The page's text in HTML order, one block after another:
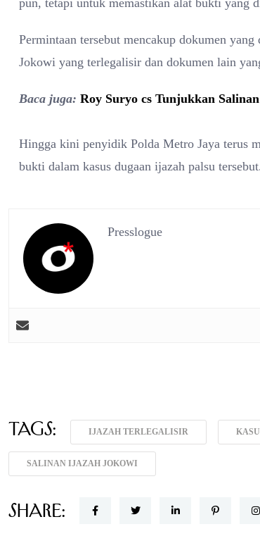
pun, tetapi untuk memastikan alat bukti yang
Permintaan tersebut mencakup dokumen
Jokowi yang terlegalisir dan dokumen lain
Baca juga: Roy Suryo cs Tunjukkan
Hingga kini penyidik Polda Metro Jaya terus
bukti dalam kasus dugaan ijazah palsu tersebut.
Presslogue
Tags: IJAZAH TERLEGALISIR
SALINAN IJAZAH JOKOWI
Share: